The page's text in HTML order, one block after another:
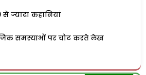
से ज्यादा कहानियां
समस्याओं पर चोट करते लेख